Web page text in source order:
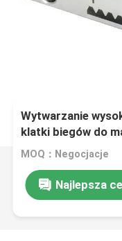
Wytwarzanie
klatki biegów do
MOQ：Negocjacje
Najlepsza